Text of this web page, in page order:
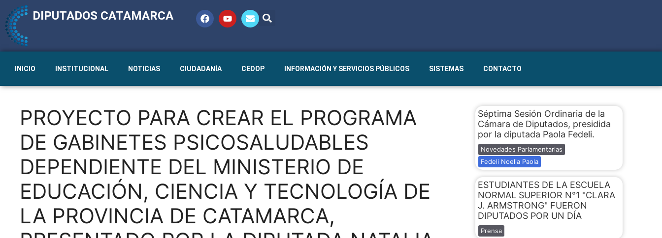
DIPUTADOS CATAMARCA
INICIO INSTITUCIONAL NOTICIAS CIUDADANÍA CEDOP INFORMACIÓN Y SERVICIOS PÚBLICOS SISTEMAS CONTACTO
PROYECTO PARA CREAR EL PROGRAMA
DE GABINETES PSICOSALUDABLES
DEPENDIENTE DEL MINISTERIO DE
EDUCACIÓN, CIENCIA Y TECNOLOGÍA DE
LA PROVINCIA DE CATAMARCA,
Séptima Sesión Ordinaria de la
Cámara de Diputados, presidida
por la diputada Paola Fedeli.
Novedades Parlamentarias
Fedeli Noelia Paola
ESTUDIANTES DE LA ESCUELA
NORMAL SUPERIOR N°1 "CLARA
J. ARMSTRONG" FUERON
DIPUTADOS POR UN DÍA
Prensa